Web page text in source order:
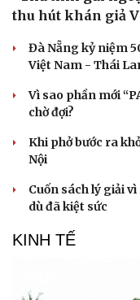
thu hút khán giả
Đà Nẵng kỷ niệm
Việt Nam - Thái
Vì sao phần mới
chờ đợi?
Khi phở bước ra
Nội
Cuốn sách lý giải
dù đã kiệt sức
KINH TẾ